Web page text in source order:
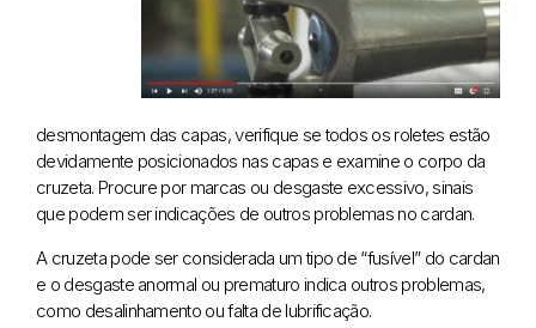
desmontagem das capas, verifique se todos os roletes estão
devidamente posicionados nas capas e examine o corpo da
cruzeta. Procure por marcas ou desgaste excessivo, sinais
que podem ser indicações de outros problemas no cardan.
A cruzeta pode ser considerada um tipo de “fusível” do cardan
e o desgaste anormal ou prematuro indica outros problemas,
como desalinhamento ou falta de lubrificação.